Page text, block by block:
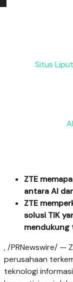
Situs
ZTE
antara AI
ZTE
solusi TIK
mendukung
, /PRNewswire/ —
perusahaan
teknologi